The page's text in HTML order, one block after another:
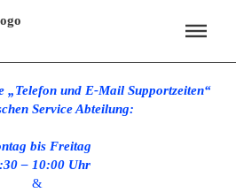
„Telefon und E-Mail Supportzeiten“
Service Abteilung:
bis Freitag
– 10:00 Uhr
&